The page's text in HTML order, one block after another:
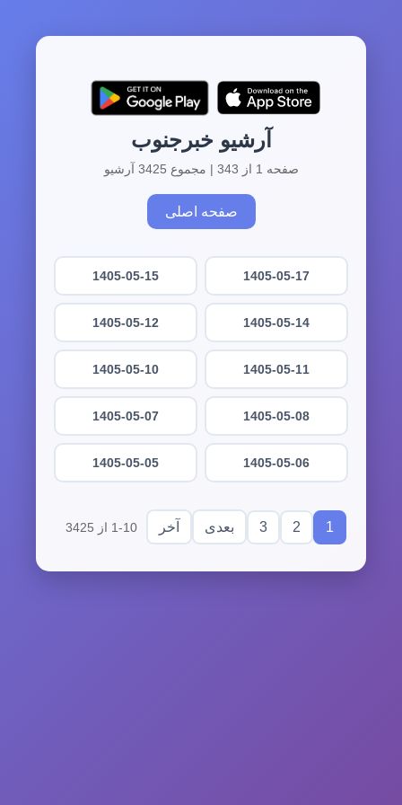
آرشیو خبرجنوب
صفحه 1 از 343 | مجموع 3425 آرشیو
صفحه اصلی
1405-05-17
1405-05-15
1405-05-14
1405-05-12
1405-05-11
1405-05-10
1405-05-08
1405-05-07
1405-05-06
1405-05-05
1
2
3 بعدی آخر 1-10 از 3425